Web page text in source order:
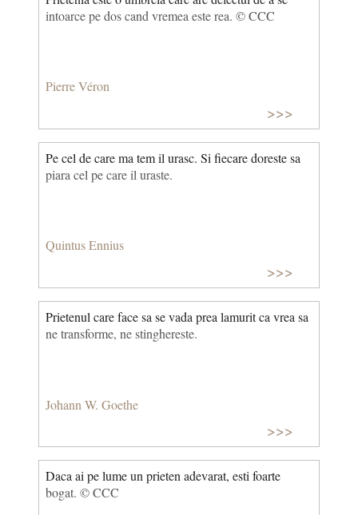
intoarce pe dos cand vremea este rea. © CCC
Pierre Véron
>>>
Pe cel de care ma tem il urasc. Si fiecare doreste sa
piara cel pe care il uraste.
Quintus Ennius
>>>
Prietenul care face sa se vada prea lamurit ca vrea sa
ne transforme, ne stinghereste.
Johann W. Goethe
>>>
Daca ai pe lume un prieten adevarat, esti foarte
bogat. © CCC